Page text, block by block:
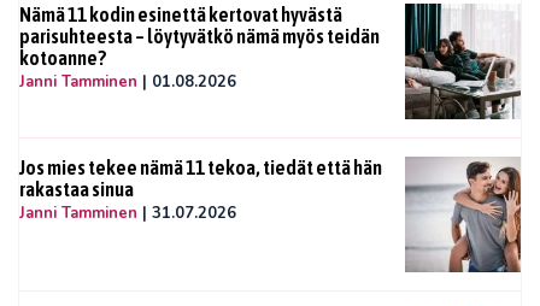
Nämä 11 kodin esinettä kertovat hyvästä
parisuhteesta – löytyvätkö nämä myös teidän
kotoanne?
Janni Tamminen | 01.08.2026
Jos mies tekee nämä 11 tekoa, tiedät että hän
rakastaa sinua
Janni Tamminen | 31.07.2026